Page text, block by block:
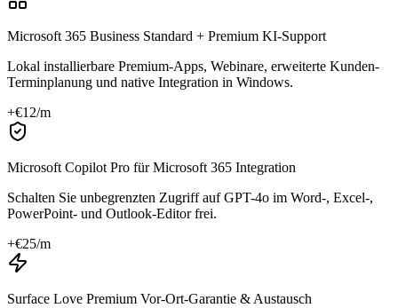
Microsoft 365 Business Standard + Premium KI-Support
Lokal installierbare Premium-Apps, Webinare, erweiterte Kunden-
Terminplanung und native Integration in Windows.
+€12/m
Microsoft Copilot Pro für Microsoft 365 Integration
Schalten Sie unbegrenzten Zugriff auf GPT-4o im Word-, Excel-,
PowerPoint- und Outlook-Editor frei.
+€25/m
Surface Love Premium Vor-Ort-Garantie & Austausch